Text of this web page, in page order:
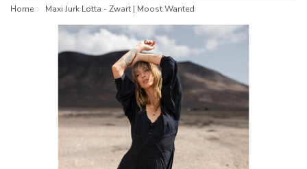
Home
Maxi Jurk Lotta - Zwart | Moost Wanted